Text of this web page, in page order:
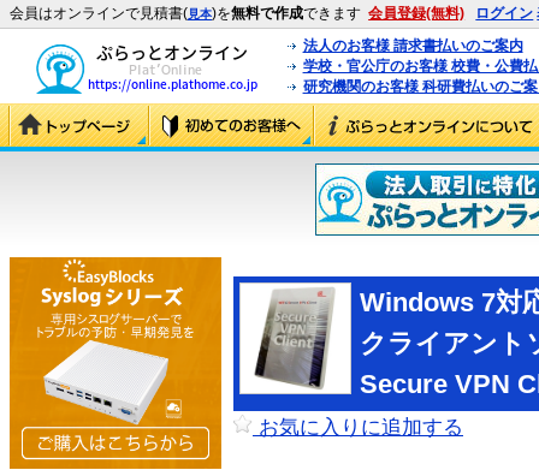
会員はオンラインで見積書(見本)を無料で作成できます 会員登録(無料) ログイン
法人のお客様 請求書払いのご案内
学校・官公庁のお客様 校費・公費
研究機関のお客様 科研費払いのご
Windows 7対
クライアント
Secure VPN
お気に入りに追加する